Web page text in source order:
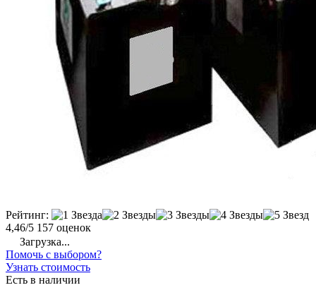
Рейтинг:
4,46/5 157 оценок
Загрузка...
Помочь с выбором?
Узнать стоимость
Есть в наличии